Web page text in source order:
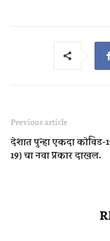
Previous article
देशात पुन्हा एकदा कोविड-
19) चा नवा प्रकार दाखल.